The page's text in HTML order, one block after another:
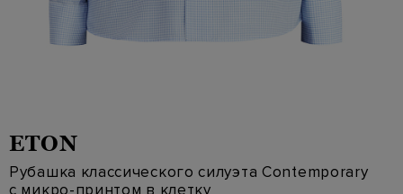
ETON
Рубашка классического силуэта Contemporary
с микро-принтом в клетку